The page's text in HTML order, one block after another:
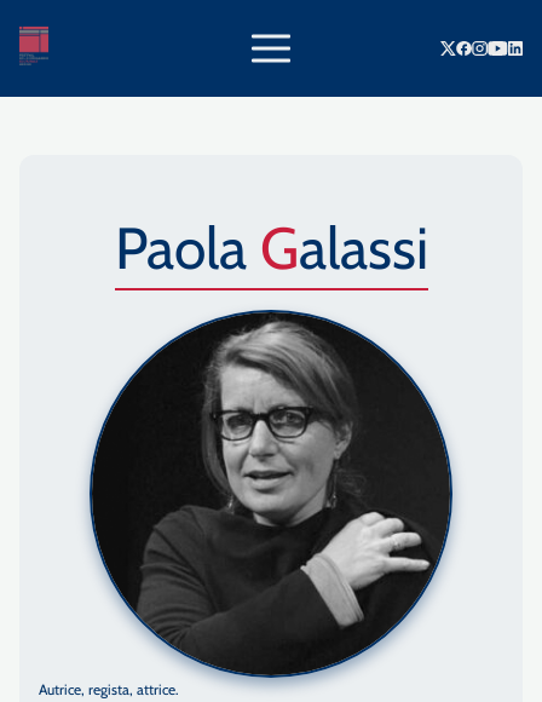
Paola Galassi
Autrice, regista, attrice.